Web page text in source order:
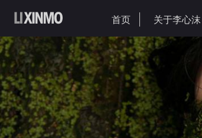
首页 关于李心沫